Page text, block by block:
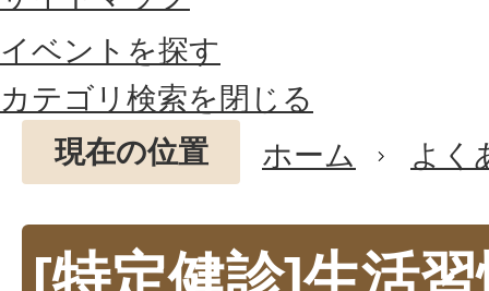
イベントを探す
カテゴリ検索を閉じる
現在の位置
ホーム よく